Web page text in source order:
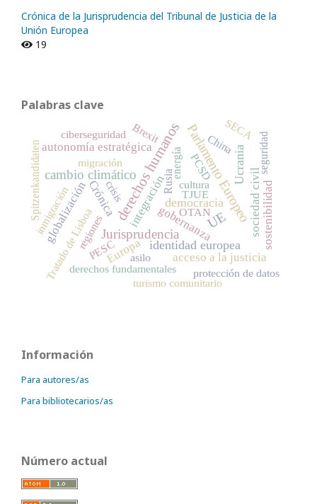
Crónica de la Jurisprudencia del Tribunal de Justicia de la
Unión Europea
19
Palabras clave
derechos humanosParlamento Europeo
UE
cambio climático
Jurisprudencia
democracia
identidad europea
Ucrania
autonomía estratégica
Europa
Crónica integracióngobernanza
acceso a la justicia
globalización sociedad civilsostenibilidad
migración
crisis
PCSD
regiones
Tratado de Lisboa
Rusia
derechos fundamentales
Brexit
Spitzenkandidaten
protección de datos
cultura
PESC
turismo comunitario
seguridad
energía
ciberseguridad
inmigración
China
TJUE
OTAN
SECA
asilo
Información
Para autores/as
Para bibliotecarios/as
Número actual